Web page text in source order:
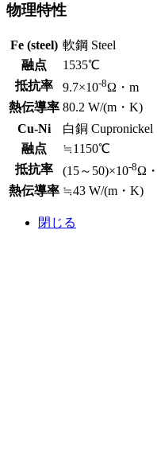
物理特性
Fe (steel) 軟鋼 Steel
融点
1535℃
抵抗率
9.7×10-8Ω・m
熱伝導率 80.2 W/(m・K)
Cu-Ni
白銅 Cupronickel
融点
≒1150℃
抵抗率
(15～50)×10-8Ω
熱伝導率 ≒43 W/(m・K)
閉じる